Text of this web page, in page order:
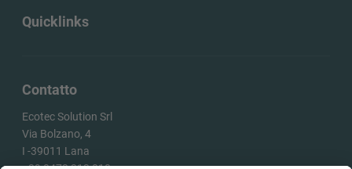
Contatto
Ecotec Solution Srl
Via Bolzano, 4
I -39011 Lana
Quicklinks